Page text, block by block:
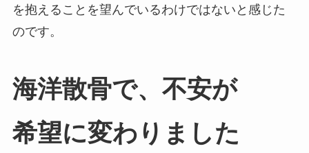
を抱えることを望んでいるわけではないと感じた
のです。
海洋散骨で、​不安が​
希望に​変わりました